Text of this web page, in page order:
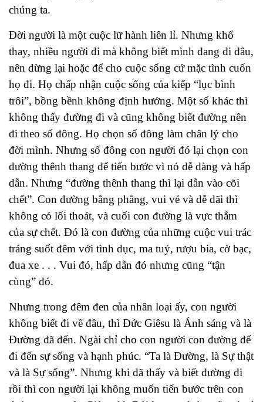
chúng ta.
Đời người là một cuộc lữ hành liên lỉ. Nhưng khổ
thay, nhiều người đi mà không biết mình đang đi đâu,
nên dừng lại hoặc để cho cuộc sống cứ mặc tình cuốn
họ đi. Họ chấp nhận cuộc sống của kiếp “lục bình
trôi”, bồng bềnh không định hướng. Một số khác thì
không thấy đường đi và cũng không biết đường nên
đi theo số đông. Họ chọn số đông làm chân lý cho
đời mình. Nhưng số đông con người đó lại chọn con
đường thênh thang để tiến bước vì nó dễ dàng và hấp
dẫn. Nhưng “đường thênh thang thì lại dẫn vào cõi
chết”. Con đường bằng phẳng, vui vẻ và dễ dãi thì
không có lối thoát, và cuối con đường là vực thẳm
của sự chết. Đó là con đường của những cuộc vui trác
tráng suốt đêm với tình dục, ma tuý, rượu bia, cờ bạc,
đua xe . . . Vui đó, hấp dẫn đó nhưng cũng “tận
cùng” đó.
Nhưng trong đêm đen của nhân loại ấy, con người
không biết đi về đâu, thì Đức Giêsu là Ánh sáng và là
Đường đã đến. Ngài chỉ cho con người con đường để
đi đến sự sống và hạnh phúc. “Ta là Đường, là Sự thật
và là Sự sống”. Nhưng khi đã thấy và biết đường đi
rồi thì con người lại không muốn tiến bước trên con